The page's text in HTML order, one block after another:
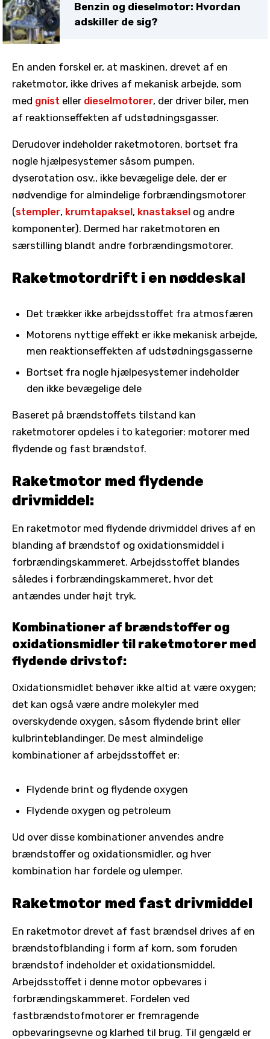
Benzin og dieselmotor: Hvordan
adskiller de sig?
En anden forskel er, at maskinen, drevet af en
raketmotor, ikke drives af mekanisk arbejde, som
med gnist eller dieselmotorer, der driver biler, men
af ​​reaktionseffekten af ​​udstødningsgasser.
Derudover indeholder raketmotoren, bortset fra
nogle hjælpesystemer såsom pumpen,
dyserotation osv., ikke bevægelige dele, der er
nødvendige for almindelige forbrændingsmotorer
(stempler, krumtapaksel, knastaksel og andre
komponenter). Dermed har raketmotoren en
særstilling blandt andre forbrændingsmotorer.
Raketmotordrift i en nøddeskal
Det trækker ikke arbejdsstoffet fra atmosfæren
Motorens nyttige effekt er ikke mekanisk arbejde,
men reaktionseffekten af ​​udstødningsgasserne
Bortset fra nogle hjælpesystemer indeholder
den ikke bevægelige dele
Baseret på brændstoffets tilstand kan
raketmotorer opdeles i to kategorier: motorer med
flydende og fast brændstof.
Raketmotor med flydende
drivmiddel:
En raketmotor med flydende drivmiddel drives af en
blanding af brændstof og oxidationsmiddel i
forbrændingskammeret. Arbejdsstoffet blandes
således i forbrændingskammeret, hvor det
antændes under højt tryk.
Kombinationer af brændstoffer og
oxidationsmidler til raketmotorer med
flydende drivstof:
Oxidationsmidlet behøver ikke altid at være oxygen;
det kan også være andre molekyler med
overskydende oxygen, såsom flydende brint eller
kulbrinteblandinger. De mest almindelige
kombinationer af arbejdsstoffet er:
Flydende brint og flydende oxygen
Flydende oxygen og petroleum
Ud over disse kombinationer anvendes andre
brændstoffer og oxidationsmidler, og hver
kombination har fordele og ulemper.
Raketmotor med fast drivmiddel
En raketmotor drevet af fast brændsel drives af en
brændstofblanding i form af korn, som foruden
brændstof indeholder et oxidationsmiddel.
Arbejdsstoffet i denne motor opbevares i
forbrændingskammeret. Fordelen ved
fastbrændstofmotorer er fremragende
opbevaringsevne og klarhed til brug. Til gengæld er